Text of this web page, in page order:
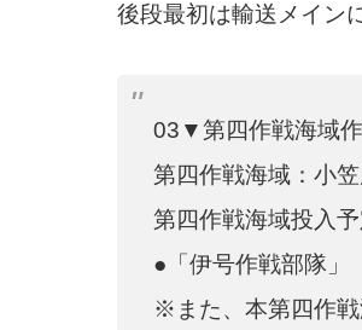
後段最初は輸送メイン
03▼第四作戦海域
第四作戦海域：小
第四作戦海域投入
●「伊号作戦部隊」
※また、本第四作